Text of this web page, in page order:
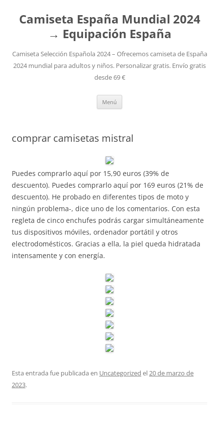
Camiseta España Mundial 2024
→ Equipación España
Camiseta Selección Española 2024 – Ofrecemos camiseta de España
2024 mundial para adultos y niños. Personalizar gratis. Envío gratis
desde 69 €
Menú
comprar camisetas mistral
Puedes comprarlo aquí por 15,90 euros (39% de
descuento). Puedes comprarlo aquí por 169 euros (21% de
descuento). He probado en diferentes tipos de moto y
ningún problema-, dice uno de los comentarios. Con esta
regleta de cinco enchufes podrás cargar simultáneamente
tus dispositivos móviles, ordenador portátil y otros
electrodomésticos. Gracias a ella, la piel queda hidratada
intensamente y con energía.
Esta entrada fue publicada en Uncategorized el20 de marzo de
2023.